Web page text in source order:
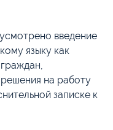
введение
языку как
на работу
записке к